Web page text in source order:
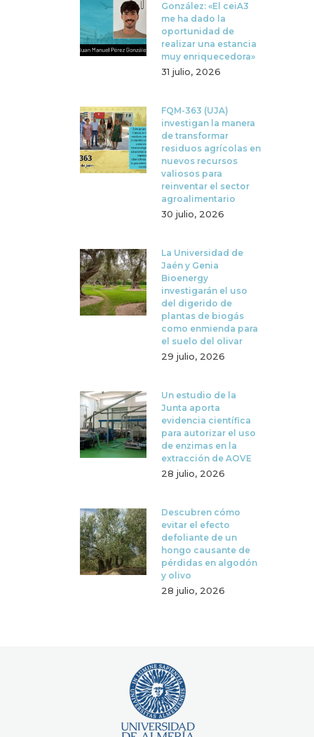
González: «El ceiA3
me ha dado la
oportunidad de
realizar una estancia
muy enriquecedora»
31 julio, 2026
FQM-363 (UJA)
investigan la manera
de transformar
residuos agrícolas en
nuevos recursos
valiosos para
reinventar el sector
agroalimentario
30 julio, 2026
La Universidad de
Jaén y Genia
Bioenergy
investigarán el uso
del digerido de
plantas de biogás
como enmienda para
el suelo del olivar
29 julio, 2026
Un estudio de la
Junta aporta
evidencia científica
para autorizar el uso
de enzimas en la
extracción de AOVE
28 julio, 2026
Descubren cómo
evitar el efecto
defoliante de un
hongo causante de
pérdidas en algodón
y olivo
28 julio, 2026